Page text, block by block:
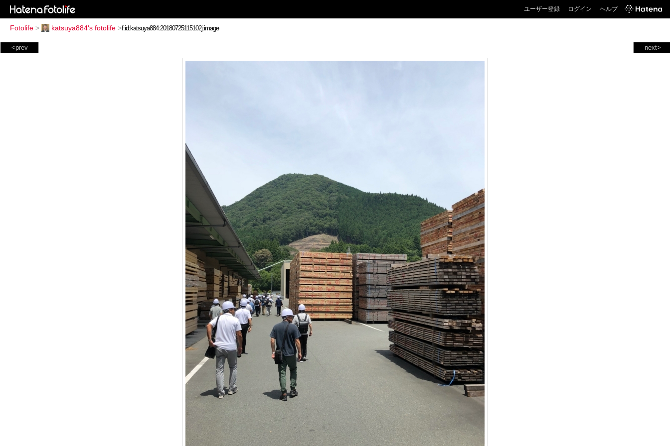
ユーザー登録 ログイン ヘルプ
Fotolife > katsuya884's fotolife >
next>
<prev